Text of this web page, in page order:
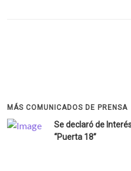
MÁS COMUNICADOS DE PRENSA
Se declaró de
“Puerta 18”